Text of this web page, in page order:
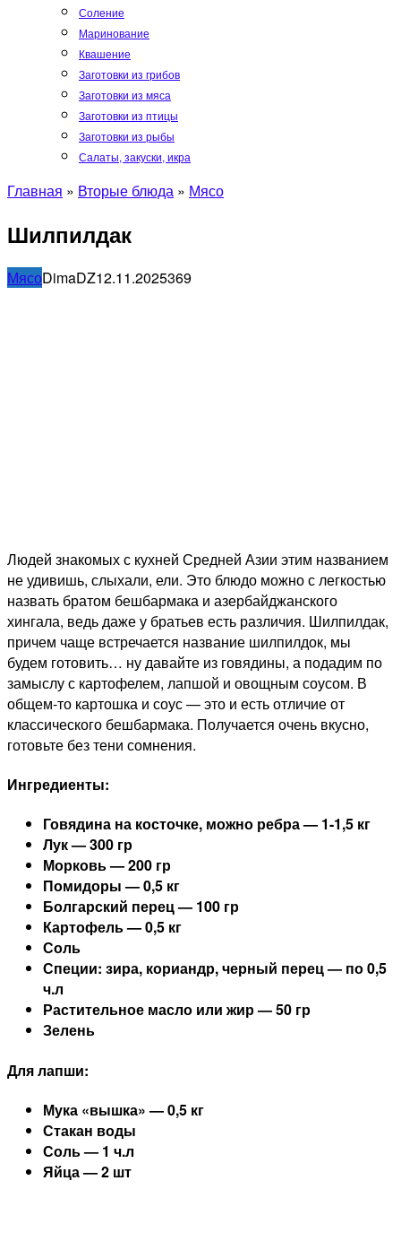
Соление
Маринование
Квашение
Заготовки из грибов
Заготовки из мяса
Заготовки из птицы
Заготовки из рыбы
Салаты, закуски, икра
Главная » Вторые блюда » Мясо
Шилпилдак
МясоDimaDZ12.11.2025369
Людей знакомых с кухней Средней Азии этим названием
не удивишь, слыхали, ели. Это блюдо можно с легкостью
назвать братом бешбармака и азербайджанского
хингала, ведь даже у братьев есть различия. Шилпилдак,
причем чаще встречается название шилпилдок, мы
будем готовить… ну давайте из говядины, а подадим по
замыслу с картофелем, лапшой и овощным соусом. В
общем-то картошка и соус — это и есть отличие от
классического бешбармака. Получается очень вкусно,
готовьте без тени сомнения.
Ингредиенты:
Говядина на косточке, можно ребра — 1-1,5 кг
Лук — 300 гр
Морковь — 200 гр
Помидоры — 0,5 кг
Болгарский перец — 100 гр
Картофель — 0,5 кг
Соль
Специи: зира, кориандр, черный перец — по 0,5
ч.л
Растительное масло или жир — 50 гр
Зелень
Для лапши:
Мука «вышка» — 0,5 кг
Стакан воды
Соль — 1 ч.л
Яйца — 2 шт